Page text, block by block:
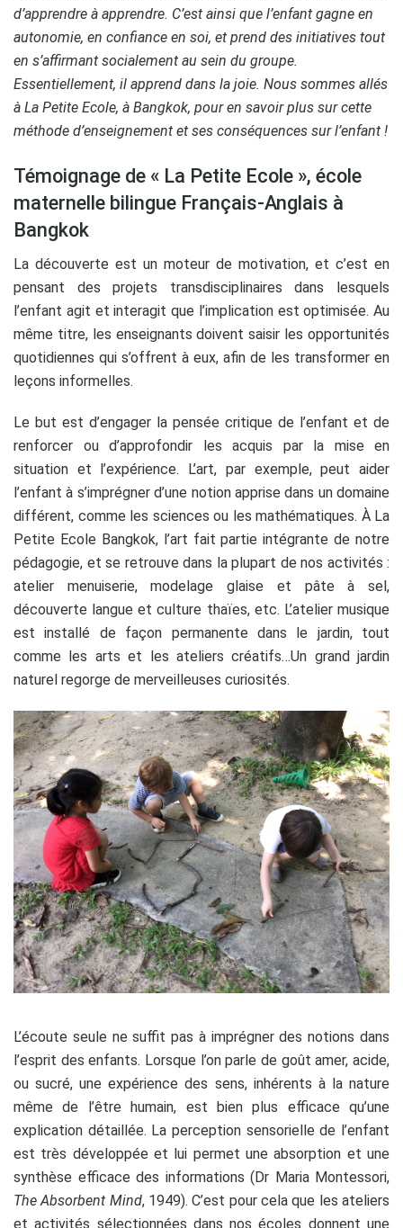
d’apprendre à apprendre. C’est ainsi que l’enfant gagne en
autonomie, en confiance en soi, et prend des initiatives tout
en s’affirmant socialement au sein du groupe.
Essentiellement, il apprend dans la joie. Nous sommes allés
à La Petite Ecole, à Bangkok, pour en savoir plus sur cette
méthode d’enseignement et ses conséquences sur l’enfant !
Témoignage de « La Petite Ecole », école
maternelle bilingue Français-Anglais à
Bangkok
La découverte est un moteur de motivation, et c’est en
pensant des projets transdisciplinaires dans lesquels
l’enfant agit et interagit que l’implication est optimisée. Au
même titre, les enseignants doivent saisir les opportunités
quotidiennes qui s’offrent à eux, afin de les transformer en
leçons informelles.
Le but est d’engager la pensée critique de l’enfant et de
renforcer ou d’approfondir les acquis par la mise en
situation et l’expérience. L’art, par exemple, peut aider
l’enfant à s’imprégner d’une notion apprise dans un domaine
différent, comme les sciences ou les mathématiques. À La
Petite Ecole Bangkok, l’art fait partie intégrante de notre
pédagogie, et se retrouve dans la plupart de nos activités :
atelier menuiserie, modelage glaise et pâte à sel,
découverte langue et culture thaïes, etc. L’atelier musique
est installé de façon permanente dans le jardin, tout
comme les arts et les ateliers créatifs…Un grand jardin
naturel regorge de merveilleuses curiosités.
L’écoute seule ne suffit pas à imprégner des notions dans
l’esprit des enfants. Lorsque l’on parle de goût amer, acide,
ou sucré, une expérience des sens, inhérents à la nature
même de l’être humain, est bien plus efficace qu’une
explication détaillée. La perception sensorielle de l’enfant
est très développée et lui permet une absorption et une
synthèse efficace des informations (Dr Maria Montessori,
The Absorbent Mind, 1949). C’est pour cela que les ateliers
et activités sélectionnées dans nos écoles donnent une